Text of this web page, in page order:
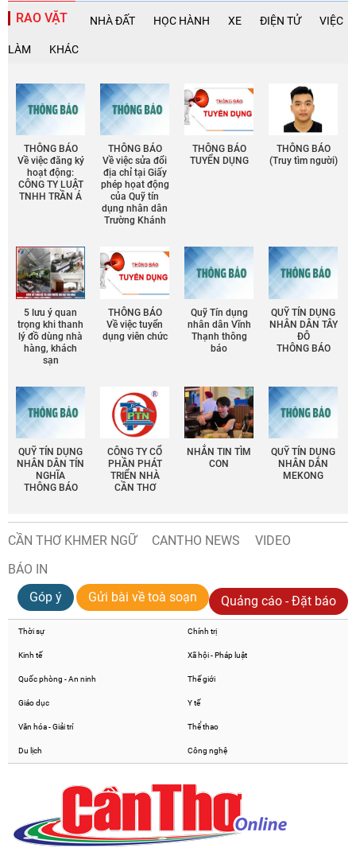
RAO VẶT NHÀ ĐẤT HỌC HÀNH XE ĐIỆN TỬ VIỆC
LÀM KHÁC
THÔNG BÁO
Về việc đăng ký
hoạt động:
CÔNG TY LUẬT
TNHH TRẦN Á
THÔNG BÁO
Về việc sửa đổi
địa chỉ tại Giấy
phép họat động
của Quỹ tín
dụng nhân dân
Trường Khánh
THÔNG BÁO
TUYỂN DỤNG
THÔNG BÁO
(Truy tìm người)
5 lưu ý quan
trọng khi thanh
lý đồ dùng nhà
hàng, khách
sạn
THÔNG BÁO
Về việc tuyển
dụng viên chức
Quỹ Tín dụng
nhân dân Vĩnh
Thạnh thông
báo
QUỸ TÍN DỤNG
NHÂN DÂN TÂY
ĐÔ
THÔNG BÁO
QUỸ TÍN DỤNG
NHÂN DÂN TÍN
NGHĨA
THÔNG BÁO
CÔNG TY CỔ
PHẦN PHÁT
TRIỂN NHÀ
CẦN THƠ
NHẮN TIN TÌM
CON
QUỸ TÍN DỤNG
NHÂN DÂN
MEKONG
CẦN THƠ KHMER NGỮ CANTHO NEWS
VIDEO
BÁO IN
Góp ý
Gửi bài về toà soạn Quảng cáo - Đặt báo
Thời sự Chính trị
Kinh tế Xã hội - Pháp luật
Quốc phòng - An ninh Thế giới
Giáo dục Y tế
Văn hóa - Giải trí Thể thao
Du lịch Công nghệ